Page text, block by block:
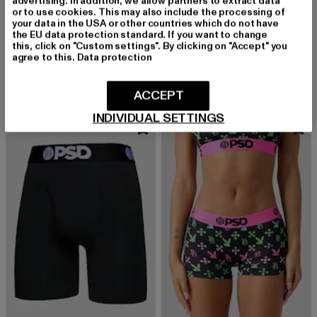
PSD
WHITE SLD MDL CC
PSD
PURPLE DOZEN
or to use cookies. This may also include the processing of
your data in the USA or other countries which do not have
the EU data protection standard. If you want to change
this, click on "Custom settings". By clicking on "Accept" you
agree to this. Data protection
INDIVIDUAL SETTINGS
ACCEPT